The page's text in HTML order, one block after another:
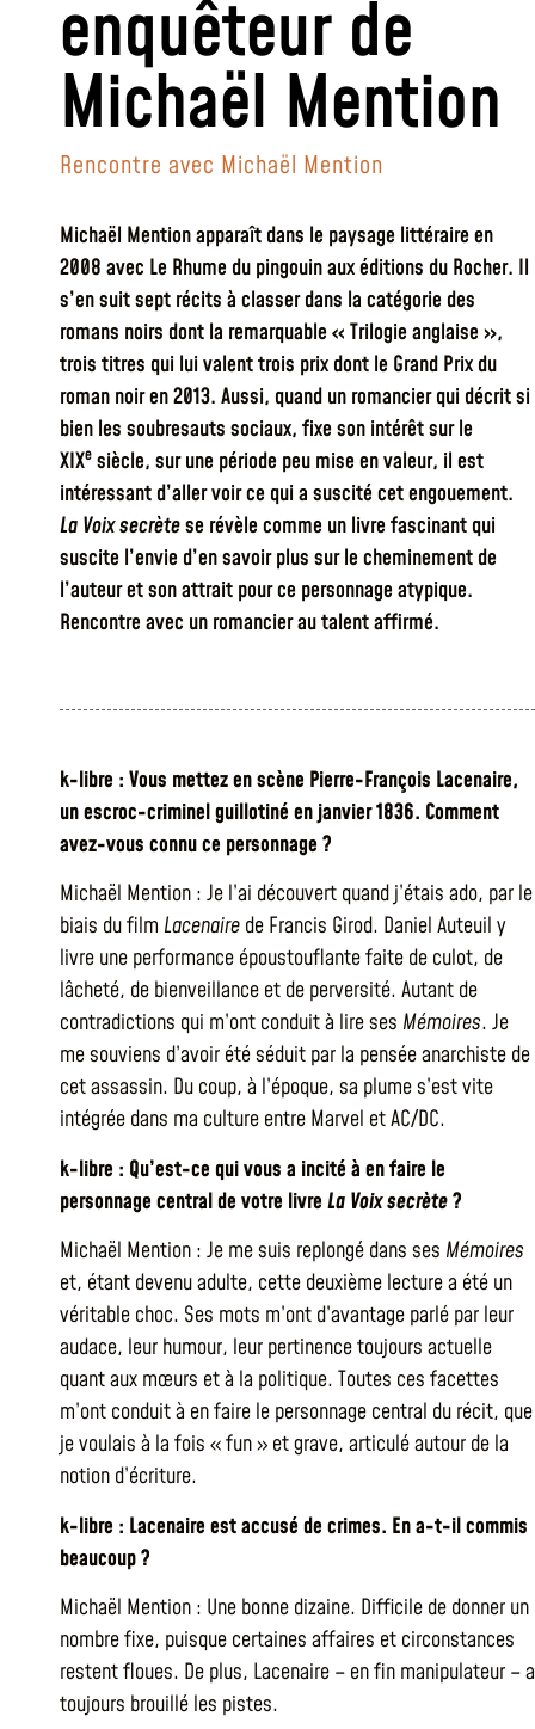
enquêteur de
Michaël Mention
Rencontre avec Michaël Mention
Michaël Mention apparaît dans le paysage littéraire en
2008 avec Le Rhume du pingouin aux éditions du Rocher. Il
s’en suit sept récits à classer dans la catégorie des
romans noirs dont la remarquable « Trilogie anglaise »,
trois titres qui lui valent trois prix dont le Grand Prix du
roman noir en 2013. Aussi, quand un romancier qui décrit si
bien les soubresauts sociaux, fixe son intérêt sur le
XIXe siècle, sur une période peu mise en valeur, il est
intéressant d’aller voir ce qui a suscité cet engouement.
La Voix secrètese révèle comme un livre fascinant qui
suscite l’envie d’en savoir plus sur le cheminement de
l’auteur et son attrait pour ce personnage atypique.
Rencontre avec un romancier au talent affirmé.
k-libre : Vous mettez en scène Pierre-François Lacenaire,
un escroc-criminel guillotiné en janvier 1836. Comment
avez-vous connu ce personnage ?
Michaël Mention : Je l’ai découvert quand j’étais ado, par le
biais du film Lacenaire de Francis Girod. Daniel Auteuil y
livre une performance époustouflante faite de culot, de
lâcheté, de bienveillance et de perversité. Autant de
contradictions qui m’ont conduit à lire ses Mémoires. Je
me souviens d’avoir été séduit par la pensée anarchiste de
cet assassin. Du coup, à l’époque, sa plume s’est vite
intégrée dans ma culture entre Marvel et AC/DC.
k-libre : Qu’est-ce qui vous a incité à en faire le
personnage central de votre livre La Voix secrète?
Michaël Mention : Je me suis replongé dans ses Mémoires
et, étant devenu adulte, cette deuxième lecture a été un
véritable choc. Ses mots m’ont d’avantage parlé par leur
audace, leur humour, leur pertinence toujours actuelle
quant aux mœurs et à la politique. Toutes ces facettes
m’ont conduit à en faire le personnage central du récit, que
je voulais à la fois « fun » et grave, articulé autour de la
notion d’écriture.
k-libre : Lacenaire est accusé de crimes. En a-t-il commis
beaucoup ?
Michaël Mention : Une bonne dizaine. Difficile de donner un
nombre fixe, puisque certaines affaires et circonstances
restent floues. De plus, Lacenaire – en fin manipulateur – a
toujours brouillé les pistes.